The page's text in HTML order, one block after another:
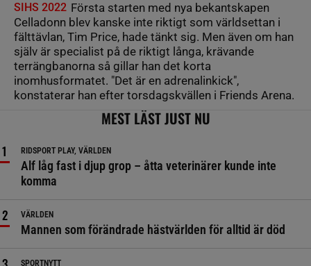
SIHS 2022 Första starten med nya bekantskapen
Celladonn blev kanske inte riktigt som världsettan i
fälttävlan, Tim Price, hade tänkt sig. Men även om han
själv är specialist på de riktigt långa, krävande
terrängbanorna så gillar han det korta
inomhusformatet. "Det är en adrenalinkick",
konstaterar han efter torsdagskvällen i Friends Arena.
MEST LÄST JUST NU
RIDSPORT PLAY, VÄRLDEN
Alf låg fast i djup grop – åtta veterinärer kunde inte
komma
VÄRLDEN
Mannen som förändrade hästvärlden för alltid är död
SPORTNYTT